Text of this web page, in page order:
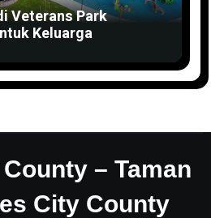
Veterans Park
Keluarga
– Taman
City County